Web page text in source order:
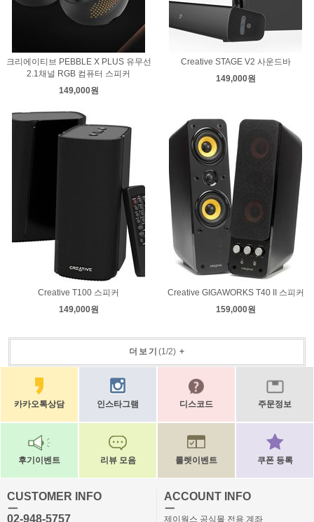
크리에이티브 PEBBLE X PLUS 유무선
2.1채널 RGB 컴퓨터 스피커
149,000원
Creative STAGE V2 사운드바
149,000원
Creative T100 스피커
149,000원
Creative GIGAWORKS T40 II 스피커
159,000원
더보기 (1/2)+
카카오톡상담 인스타그램 디스코드 주문정보
후기이벤트 리뷰 모음 룰렛이벤트 쿠폰 등록
CUSTOMER INFO
ㅡ
02-948-5757
ACCOUNT INFO
ㅡ
제이웍스 공식몰 전용 계좌